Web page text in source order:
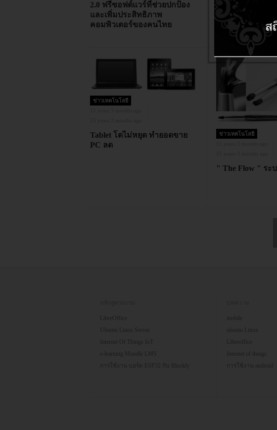
2.0 ฟรีซอฟต์แวร์ที่ช่วยปกป้อง
และเพิ่มประสิทธิภาพ
คอมพิวเตอร์ของคนไทย
เผย Tablet เด็กไท
Android 3.2 ราค
บาท/เครื่อง
ข่าวเทคโนโลยี
Tablet โตไม่หยุด ทำยอดขาย
PC ลด
ข่าวเทคโนโลยี
" The Flow " ระ
LibreOffice
Ubuntu Linux Server
Internet Of Things IoT
e-learning Moodle LMS
การใช้งาน บอร์ด ESP32 กับ Blockly
mobile
ubuntu Linux
Internet of things
การใช้งาน android